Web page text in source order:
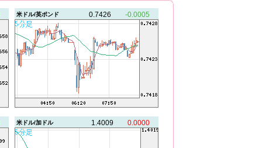
米ドル/英ポンド 0.7426 -0.0005
米ドル/加ドル 1.4009 0.0000